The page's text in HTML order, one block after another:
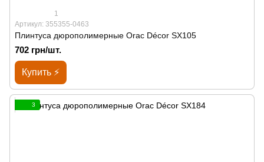
1
Артикул: 355355-0463
Плинтуса дюрополимерные Orac Décor SX105
702 грн/шт.
Купить ⚡
3